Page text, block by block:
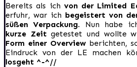
Bereits als ich von der Limited
erfuhr, war ich begeistert von
süßen Verpackung. Nun habe
kurze Zeit getestet und wollte
Form einer Overviewberichten,
Eindruck von der LE machen
losgeht ^-^//